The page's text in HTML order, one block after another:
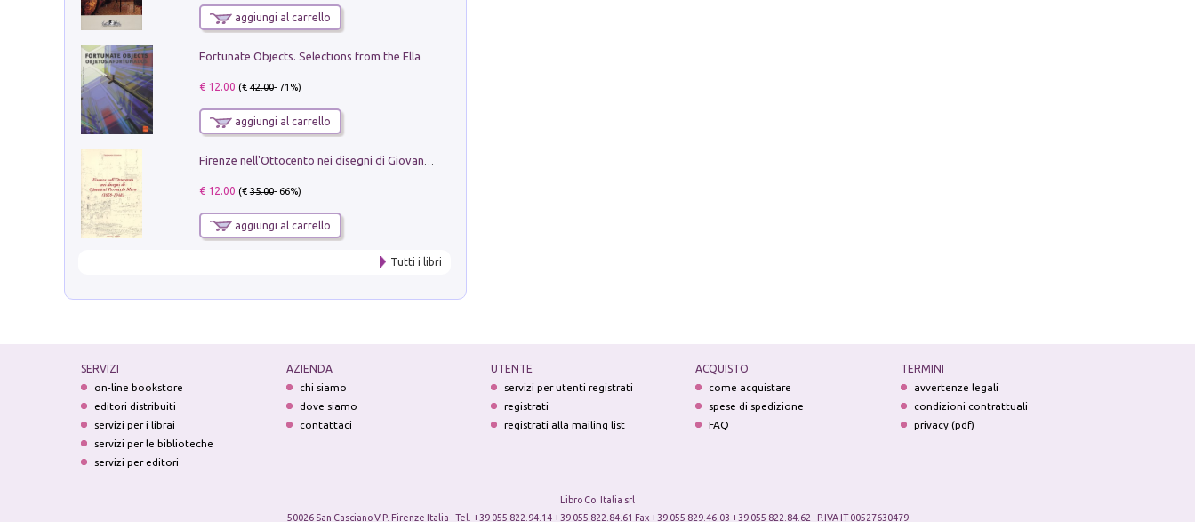
aggiungi al carrello
€ 12.00 (€42.00- 71%)
aggiungi al carrello
€ 12.00 (€35.00- 66%)
aggiungi al carrello
Tutti i libri
SERVIZI
on-line bookstore
editori distribuiti
servizi per i librai
servizi per le biblioteche
servizi per editori
AZIENDA
chi siamo
dove siamo
contattaci
UTENTE
servizi per utenti registrati
registrati
registrati alla mailing list
ACQUISTO
come acquistare
spese di spedizione
FAQ
TERMINI
avvertenze legali
condizioni contrattuali
privacy (pdf)
Libro Co. Italia srl
50026 San Casciano V.P. Firenze Italia - Tel. +39 055 822.94.14 +39 055 822.84.61 Fax +39 055 829.46.03 +39 055 822.84.62 - P.IVA IT 00527630479